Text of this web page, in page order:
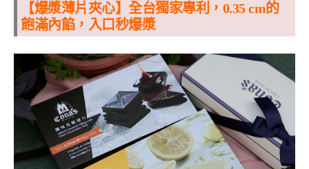
【爆漿薄片夾心】全台獨家專利， 0.35 cm的
飽滿內餡，入口秒爆漿